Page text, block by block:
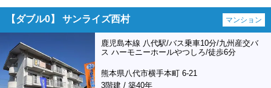
【ダブル0】 サンライズ西村 マンション
鹿児島本線 八代駅/バス乗車10分/九州産交バ
ス ハーモニーホールやつしろ/徒歩6分
熊本県八代市横手本町 6-21
3階建 / 築40年